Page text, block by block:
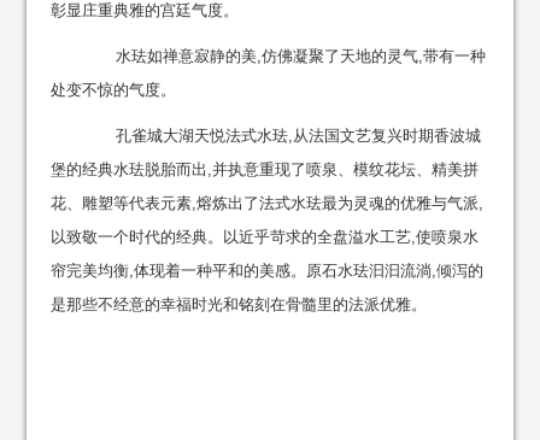
彰显庄重典雅的宫廷气度。
水珐如禅意寂静的美,仿佛凝聚了天地的灵气,带有一种
处变不惊的气度。
孔雀城大湖天悦法式水珐,从法国文艺复兴时期香波城
堡的经典水珐脱胎而出,并执意重现了喷泉、模纹花坛、精美拼
花、雕塑等代表元素,熔炼出了法式水珐最为灵魂的优雅与气派,
以致敬一个时代的经典。以近乎苛求的全盘溢水工艺,使喷泉水
帘完美均衡,体现着一种平和的美感。原石水珐汩汩流淌,倾泻的
是那些不经意的幸福时光和铭刻在骨髓里的法派优雅。